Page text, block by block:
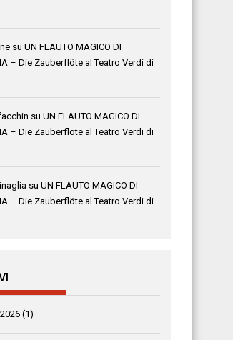
suUN FLAUTO MAGICO DI
– Die Zauberflöte al Teatro Verdi di
suUN FLAUTO MAGICO DI
– Die Zauberflöte al Teatro Verdi di
suUN FLAUTO MAGICO DI
– Die Zauberflöte al Teatro Verdi di
(1)